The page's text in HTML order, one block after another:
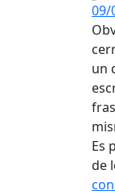
09/
un
Es
de